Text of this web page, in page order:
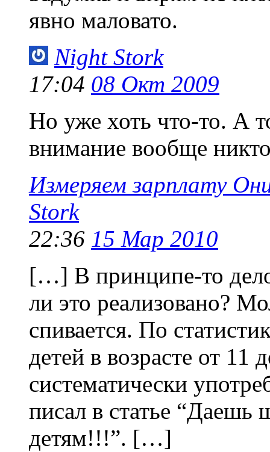
явно маловато.
Night Stork
17:04 08 Окт 2009
Но уже хоть что-то. А
внимание вообще
Измеряем зарплату
Stork
22:36 15 Мар 2010
[…] В принципе-то дело
ли это реализовано?
спивается. По
детей в возрасте от 11
систематически
писал в статье “Даешь
детям!!!”. […]